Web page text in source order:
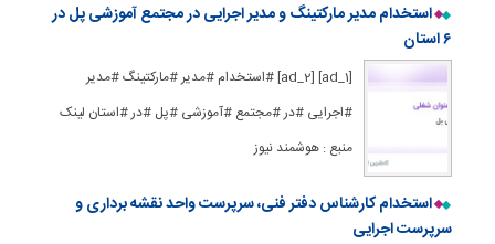
استخدام مدیر مارکتینگ و مدیر اجرایی در مجتمع آموزشی پل در
۶ استان
[ad_1] [ad_2] #استخدام #مدیر #مارکتینگ #مدیر
#اجرایی #در #مجتمع #آموزشی #پل #در #استان لینک
منبع : هوشمند نیوز
استخدام کارشناس دفتر فنی، سرپرست واحد نقشه برداری و
سرپرست اجرایی